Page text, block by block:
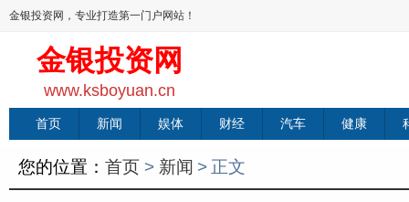
金银投资网，专业打造第一门户网站！
金银投资网
www.ksboyuan.cn
首页 新闻 娱体 财经 汽车 健康
您的位置： 首页 > 新闻 > 正文